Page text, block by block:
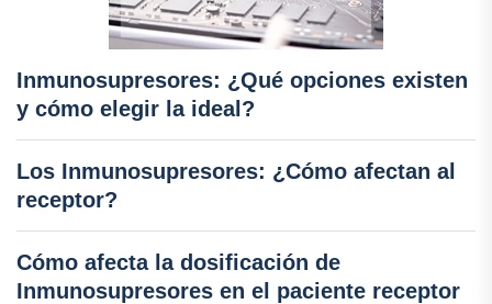
Inmunosupresores: ¿Qué opciones existen
y cómo elegir la ideal?
Los Inmunosupresores: ¿Cómo afectan al
receptor?
Cómo afecta la dosificación de
Inmunosupresores en el paciente receptor